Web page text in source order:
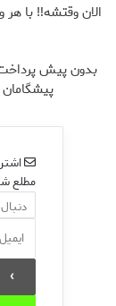
الان وقتشه‼️ با
مطلع